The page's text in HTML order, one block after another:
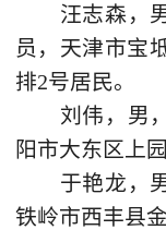
汪志森，男
员，天津市宝
排2号居民。
刘伟，男，
阳市大东区上
于艳龙，男
铁岭市西丰县